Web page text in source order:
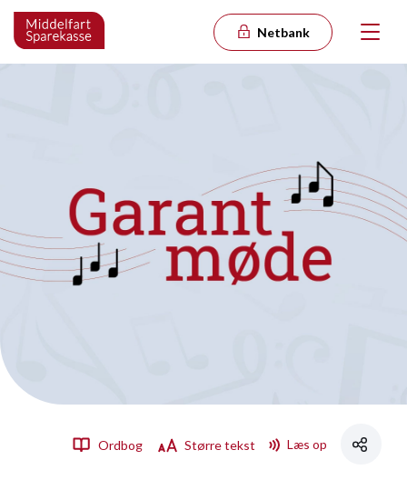
Netbank
Ordbog Større tekst Læs op